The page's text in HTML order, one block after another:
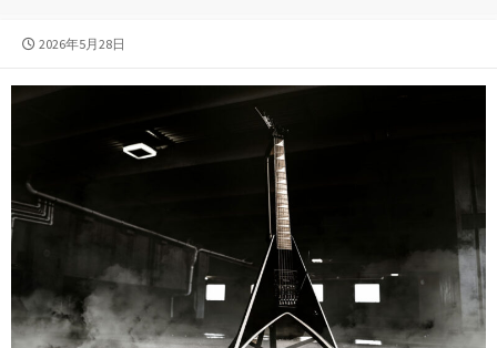
公
日
2026年5月28日